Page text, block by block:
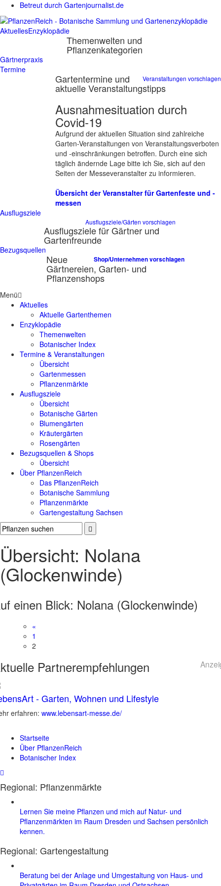
Betreut durch Gartenjournalist.de
AktuellesEnzyklopädie
Themenwelten und
Pflanzenkategorien
Gärtnerpraxis
Termine
Veranstaltungen vorschlagen
Gartentermine und
aktuelle Veranstaltungstipps
Ausnahmesituation durch
Covid-19
Aufgrund der aktuellen Situation sind zahlreiche
Garten-Veranstaltungen von Veranstaltungsverboten
und -einschränkungen betroffen. Durch eine sich
täglich ändernde Lage bitte ich Sie, sich auf den
Seiten der Messeveranstalter zu informieren.
Übersicht der Veranstalter für Gartenfeste und -
messen
Ausflugsziele
Ausflugsziele/Gärten vorschlagen
Ausflugsziele für Gärtner und
Gartenfreunde
Bezugsquellen
Shop/Unternehmen vorschlagen
Neue
Gärtnereien, Garten- und
Pflanzenshops
Menü
Aktuelles
Aktuelle Gartenthemen
Enzyklopädie
Themenwelten
Botanischer Index
Termine & Veranstaltungen
Übersicht
Gartenmessen
Pflanzenmärkte
Ausflugsziele
Übersicht
Botanische Gärten
Blumengärten
Kräutergärten
Rosengärten
Bezugsquellen & Shops
Übersicht
Über PflanzenReich
Das PflanzenReich
Botanische Sammlung
Pflanzenmärkte
Gartengestaltung Sachsen
Übersicht: Nolana
(Glockenwinde)
einen Blick: Nolana (Glockenwinde)
«
1
2
Partnerempfehlungen
- Garten, Wohnen und Lifestyle
erfahren: www.lebensart-messe.de/
Startseite
Über PflanzenReich
Botanischer Index
Regional: Pflanzenmärkte
Lernen Sie meine Pflanzen und mich auf Natur- und
Pflanzenmärkten im Raum Dresden und Sachsen persönlich
kennen.
Regional: Gartengestaltung
Beratung bei der Anlage und Umgestaltung von Haus- und